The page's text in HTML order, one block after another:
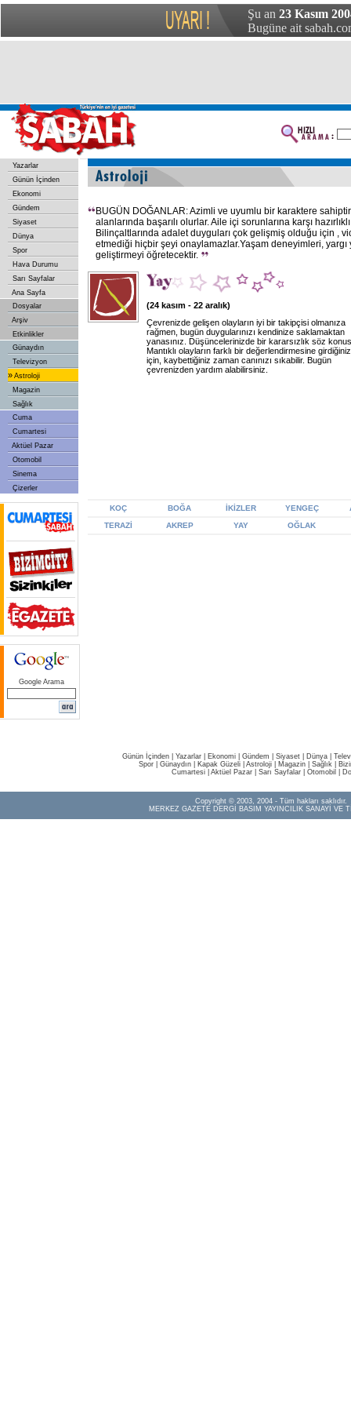
Şu an 23 Kasım
Bugüne ait
Yazarlar
Günün İçinden
Ekonomi
Gündem
Siyaset
Dünya
Spor
Hava Durumu
Sarı Sayfalar
Ana Sayfa
Dosyalar
Arşiv
Etkinlikler
Günaydın
Televizyon
» Astroloji
Magazin
Sağlık
Cuma
Cumartesi
Aktüel Pazar
Otomobil
Sinema
Çizerler
Google Arama
BUGÜN DOĞANLAR: Azimli ve uyumlu bir karaktere
alanlarında başarılı olurlar. Aile içi sorunlarına karşı
Bilinçaltlarında adalet duyguları çok gelişmiş olduğu için ,
etmediği hiçbir şeyi onaylamazlar.Yaşam deneyimleri,
geliştirmeyi öğretecektir.
(24 kasım - 22 aralık)
Çevrenizde gelişen olayların iyi bir takipçisi olmanıza
rağmen, bugün duygularınızı kendinize saklamaktan
yanasınız. Düşüncelerinizde bir kararsızlık söz
Mantıklı olayların farklı bir değerlendirmesine girdiğiniz
için, kaybettiğiniz zaman canınızı sıkabilir. Bugün
çevrenizden yardım alabilirsiniz.
KOÇ BOĞA İKİZLER YENGEÇ
TERAZİ
AKREP YAY OĞLAK
Günün İçinden Yazarlar Ekonomi Gündem Siyaset Dünya |
Spor
Günaydın Kapak Güzeli Astroloji Magazin Sağlık
Cumartesi| Aktüel Pazar| Sarı Sayfalar| Otomobil
Copyright © 2003, 2004 - Tüm hakları saklıdır.
MERKEZ GAZETE DERGİ BASIM YAYINCILIK SANAYİ VE